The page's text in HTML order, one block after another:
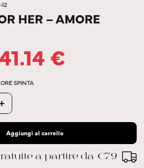
HER – AMORE
€
SPINTA
Aggiungi al carrello
a partire da €79